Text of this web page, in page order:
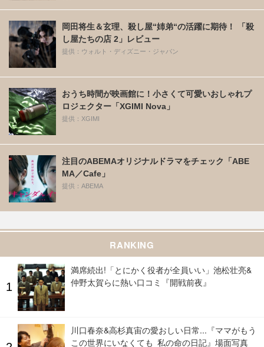
岡田将生＆玄理、殺し屋“姉弟“の活躍に期待！ 「殺
し屋たちの店 2」レビュー
提供：ウォルト・ディズニー・ジャパン
おうち時間が映画館に！小さくて可愛いおしゃれプ
ロジェクター「XGIMI Nova」
提供：XGIMI
注目のABEMAオリジナルドラマをチェック「ABE
MA／Cafe」
提供：ABEMA
RANKING
満席続出!「とにかく役者が全員いい」池松壮亮&
仲野太賀らに熱い口コミ『開戦前夜』
川口春奈&高杉真宙の愛おしい日常...『ママがもう
この世界にいなくても 私の命の日記』場面写真